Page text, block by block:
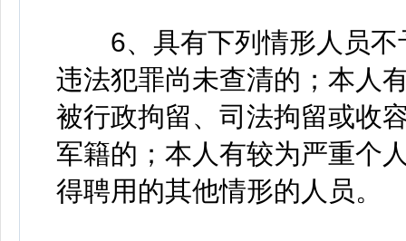
6、具有下列情形人员不
违法犯罪尚未查清的；本人
被行政拘留、司法拘留或收
军籍的；本人有较为严重个
得聘用的其他情形的人员。